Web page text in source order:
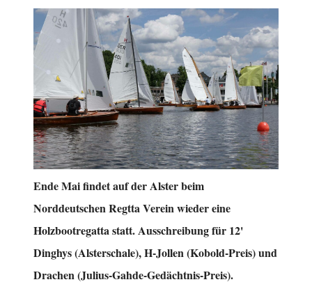
Ende Mai findet auf der Alster beim
Norddeutschen Regtta Verein wieder eine
Holzbootregatta statt. Ausschreibung für 12'
Dinghys (Alsterschale), H-Jollen (Kobold-Preis) und
Drachen (Julius-Gahde-Gedächtnis-Preis).